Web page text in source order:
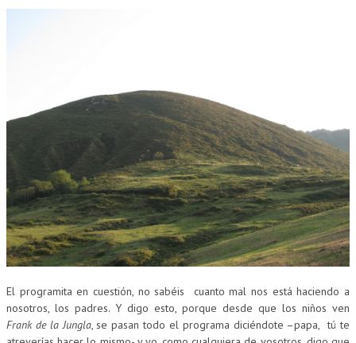
El programita en cuestión, no sabéis cuanto mal nos está haciendo a
nosotros, los padres. Y digo esto, porque desde que los niños ven
Frank de la Jungla, se pasan todo el programa diciéndote –papa, tú te